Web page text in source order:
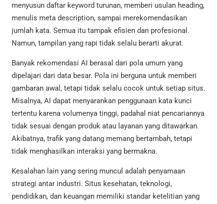
menyusun daftar keyword turunan, memberi usulan heading,
menulis meta description, sampai merekomendasikan
jumlah kata. Semua itu tampak efisien dan profesional.
Namun, tampilan yang rapi tidak selalu berarti akurat.
Banyak rekomendasi AI berasal dari pola umum yang
dipelajari dari data besar. Pola ini berguna untuk memberi
gambaran awal, tetapi tidak selalu cocok untuk setiap situs.
Misalnya, AI dapat menyarankan penggunaan kata kunci
tertentu karena volumenya tinggi, padahal niat pencariannya
tidak sesuai dengan produk atau layanan yang ditawarkan.
Akibatnya, trafik yang datang memang bertambah, tetapi
tidak menghasilkan interaksi yang bermakna.
Kesalahan lain yang sering muncul adalah penyamaan
strategi antar industri. Situs kesehatan, teknologi,
pendidikan, dan keuangan memiliki standar ketelitian yang